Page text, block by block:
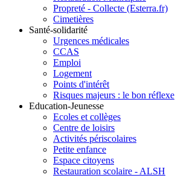
Propreté - Collecte (Esterra.fr)
Cimetières
Santé-solidarité
Urgences médicales
CCAS
Emploi
Logement
Points d'intérêt
Risques majeurs : le bon réflexe
Education-Jeunesse
Ecoles et collèges
Centre de loisirs
Activités périscolaires
Petite enfance
Espace citoyens
Restauration scolaire - ALSH